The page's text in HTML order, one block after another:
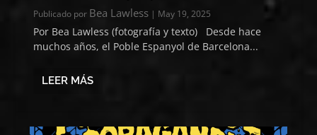
Publicado por Bea Lawless | May 19, 2025
Por Bea Lawless (fotografía y texto) Desde hace
muchos años, el Poble Espanyol de Barcelona...
LEER MÁS